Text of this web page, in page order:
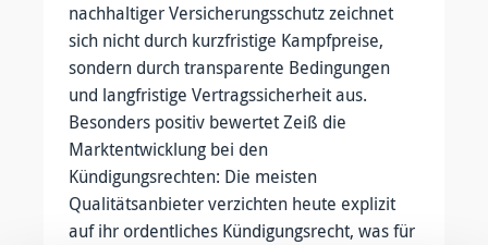
nachhaltiger Versicherungsschutz zeichnet
sich nicht durch kurzfristige Kampfpreise,
sondern durch transparente Bedingungen
und langfristige Vertragssicherheit aus.
Besonders positiv bewertet Zeiß die
Marktentwicklung bei den
Kündigungsrechten: Die meisten
Qualitätsanbieter verzichten heute explizit
auf ihr ordentliches Kündigungsrecht, was für